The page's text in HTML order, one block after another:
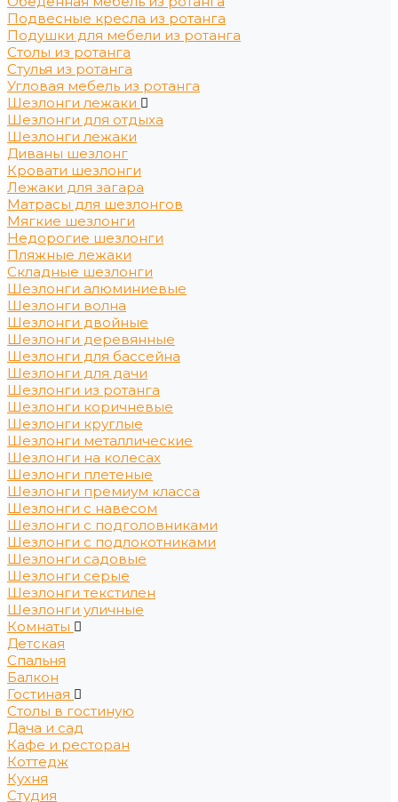
Подвесные кресла из ротанга
Подушки для мебели из ротанга
Столы из ротанга
Стулья из ротанга
Угловая мебель из ротанга
Шезлонги лежаки
Шезлонги для отдыха
Шезлонги лежаки
Диваны шезлонг
Кровати шезлонги
Лежаки для загара
Матрасы для шезлонгов
Мягкие шезлонги
Недорогие шезлонги
Пляжные лежаки
Складные шезлонги
Шезлонги алюминиевые
Шезлонги волна
Шезлонги двойные
Шезлонги деревянные
Шезлонги для бассейна
Шезлонги для дачи
Шезлонги из ротанга
Шезлонги коричневые
Шезлонги круглые
Шезлонги металлические
Шезлонги на колесах
Шезлонги плетеные
Шезлонги премиум класса
Шезлонги с навесом
Шезлонги с подголовниками
Шезлонги с подлокотниками
Шезлонги садовые
Шезлонги серые
Шезлонги текстилен
Шезлонги уличные
Комнаты
Детская
Спальня
Балкон
Гостиная
Столы в гостиную
Дача и сад
Кафе и ресторан
Коттедж
Кухня
Студия